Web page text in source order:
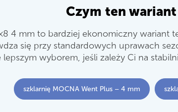
Czym ten
4 mm to bardziej ekonomiczny wariant
się przy standardowych uprawach
wyborem, jeśli zależy Ci na
szklarnię MOCNA Went Plus – 4 mm